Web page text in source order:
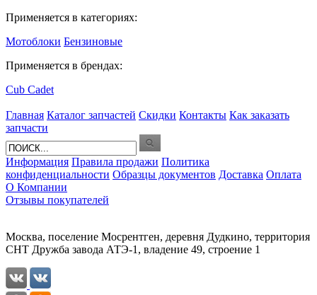
Применяется в категориях:
Мотоблоки Бензиновые
Применяется в брендах:
Cub Cadet
Главная Каталог запчастей Скидки Контакты Как заказать
запчасти
Информация Правила продажи Политика
конфиденциальности Образцы документов Доставка Оплата
О Компании
Отзывы покупателей
Москва, поселение Мосрентген, деревня Дудкино, территория
СНТ Дружба завода АТЭ-1, владение 49, строение 1